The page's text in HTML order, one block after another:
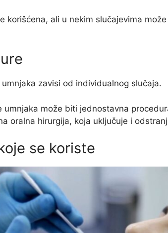
korišćena, ali u nekim slučajevima
zavisi od individualnog slučaja.
umnjaka može biti jednostavna
oralna hirurgija, koja uključuje i
se koriste